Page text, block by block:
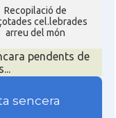
Recopilació de
cel.lebrades
arreu del món
pendents de
sencera